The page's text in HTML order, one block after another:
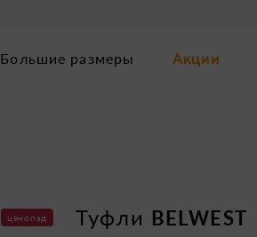
Большие размеры Акции
ценопад туфли BELWEST